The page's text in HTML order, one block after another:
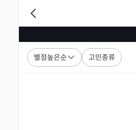
별점높은순 고민종류